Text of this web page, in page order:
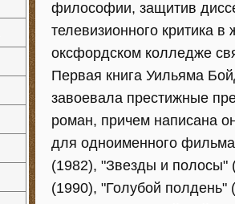
философии, защитив
телевизионного критика
оксфордском колледже
Первая книга Уильяма
завоевала престижные
роман, причем написана
для одноименного
(1982), "Звезды и полосы"
(1990), "Голубой полдень"